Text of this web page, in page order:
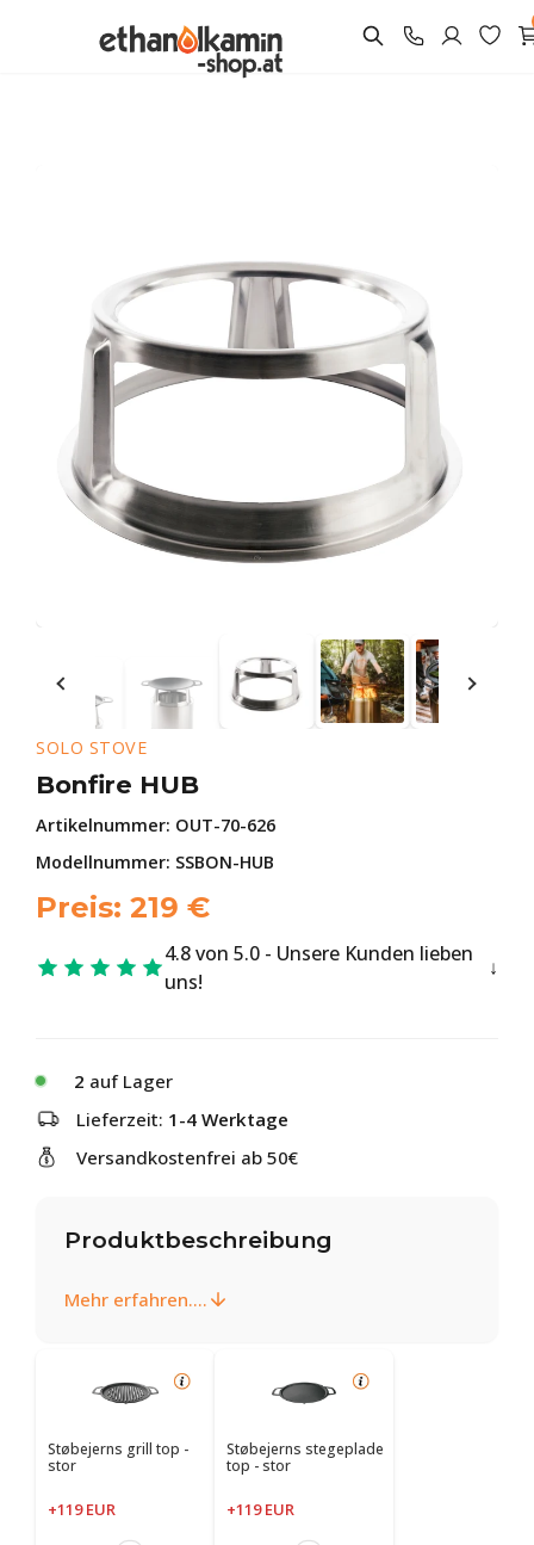
SOLO STOVE
Bonfire HUB
Artikelnummer: OUT-70-626
Modellnummer: SSBON-HUB
Preis: 219 €
4.8 von 5.0 - Unsere Kunden lieben
uns!
2 auf Lager
Lieferzeit: 1-4 Werktage
Versandkostenfrei ab 50€
Produktbeschreibung
Mehr erfahren....
Støbejerns grill top -
stor
+119 EUR
Støbejerns stegeplade
top - stor
+119 EUR